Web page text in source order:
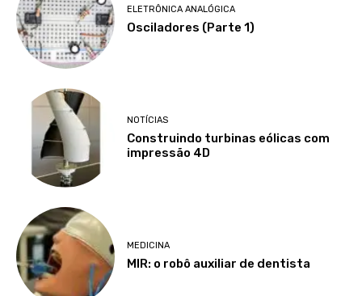
ELETRÔNICA ANALÓGICA
Osciladores (Parte 1)
NOTÍCIAS
Construindo turbinas eólicas com
impressão 4D
MEDICINA
MIR: o robô auxiliar de dentista